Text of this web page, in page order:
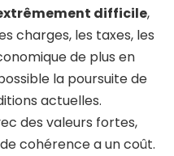
difficile,
charges, les taxes, les
de plus en
la poursuite de
actuelles.
des valeurs fortes,
cohérence a un coût.